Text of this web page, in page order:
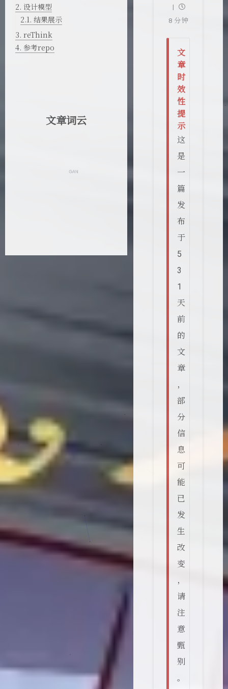
8 分钟
文
章
时
效
性
提
示
这
是
一
篇
发
布
于
5
3
1
天
前
的
文
章
，
部
分
信
息
可
能
已
发
生
改
变
，
请
注
意
甄
别
。
2. 设计模型
2.1. 结果展示
3. reThink
4. 参考repo
文章词云